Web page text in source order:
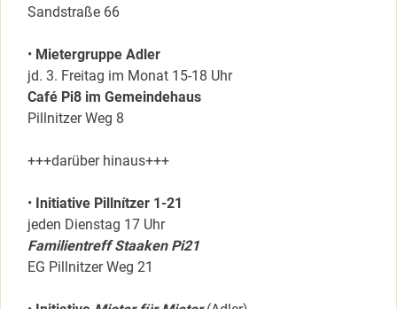
Sandstraße 66
• Mietergruppe Adler
jd. 3. Freitag im Monat 15-18 Uhr
Café Pi8 im Gemeindehaus
Pillnitzer Weg 8
+++darüber hinaus+++
• Initiative Pillnítzer 1-21
jeden Dienstag 17 Uhr
Familientreff Staaken Pi21
EG Pillnitzer Weg 21